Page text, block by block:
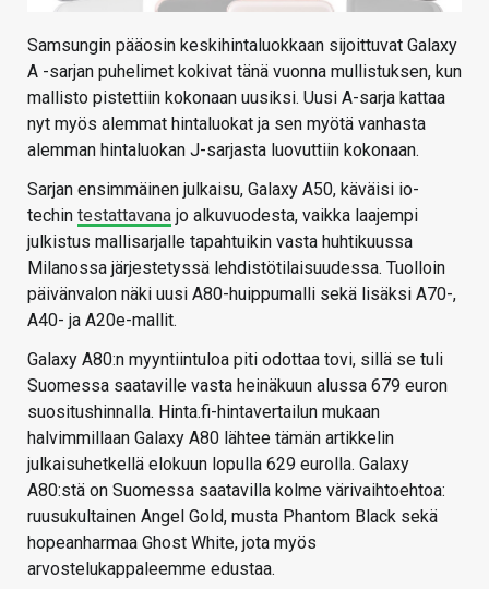
Samsungin pääosin keskihintaluokkaan sijoittuvat Galaxy
A -sarjan puhelimet kokivat tänä vuonna mullistuksen, kun
mallisto pistettiin kokonaan uusiksi. Uusi A-sarja kattaa
nyt myös alemmat hintaluokat ja sen myötä vanhasta
alemman hintaluokan J-sarjasta luovuttiin kokonaan.
Sarjan ensimmäinen julkaisu, Galaxy A50, käväisi io-
techin testattavana jo alkuvuodesta, vaikka laajempi
julkistus mallisarjalle tapahtuikin vasta huhtikuussa
Milanossa järjestetyssä lehdistötilaisuudessa. Tuolloin
päivänvalon näki uusi A80-huippumalli sekä lisäksi A70-,
A40- ja A20e-mallit.
Galaxy A80:n myyntiintuloa piti odottaa tovi, sillä se tuli
Suomessa saataville vasta heinäkuun alussa 679 euron
suositushinnalla. Hinta.fi-hintavertailun mukaan
halvimmillaan Galaxy A80 lähtee tämän artikkelin
julkaisuhetkellä elokuun lopulla 629 eurolla. Galaxy
A80:stä on Suomessa saatavilla kolme värivaihtoehtoa:
ruusukultainen Angel Gold, musta Phantom Black sekä
hopeanharmaa Ghost White, jota myös
arvostelukappaleemme edustaa.